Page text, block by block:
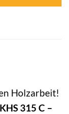
Holzarbeit!
315 C –